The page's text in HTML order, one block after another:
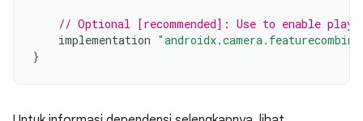
// Optional [recommended]: Use to enable
implementation
}